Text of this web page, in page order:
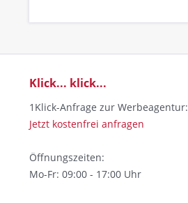
Klick... klick...
1Klick-Anfrage zur Werbeagentur:
Jetzt kostenfrei anfragen
Öffnungszeiten:
Mo-Fr: 09:00 - 17:00 Uhr